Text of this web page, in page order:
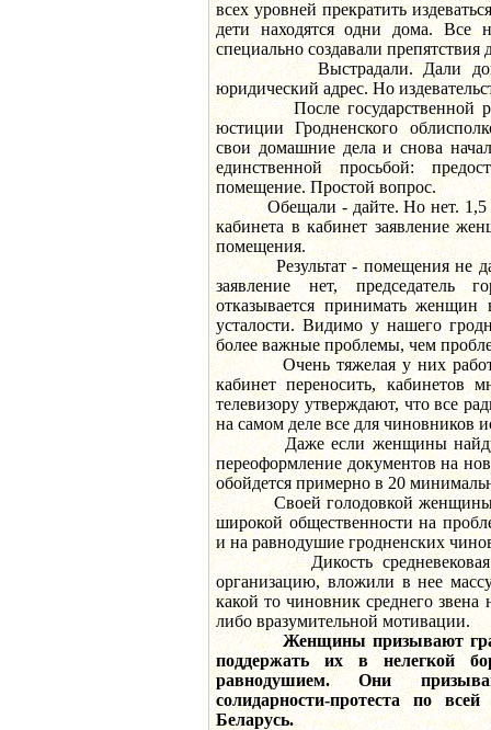
всех уровней прекратить
дети находятся одни дома. Все
специально создавали препятствия
Выстрадали. Дали
юридический адрес. Но
После государственной
юстиции Гродненского
свои домашние дела и снова
единственной просьбой:
помещение. Простой вопрос.
Обещали - дайте. Но нет. 1,5
кабинета в кабинет заявление
помещения.
Результат - помещения не
заявление нет, председатель
отказывается принимать
усталости. Видимо у нашего
более важные проблемы, чем
Очень тяжелая у них работа,
кабинет переносить, кабинетов
телевизору утверждают, что все
на самом деле все для чиновников
Даже если женщины найдут
переоформление документов на
обойдется примерно в 20
Своей голодовкой женщины
широкой общественности на
и на равнодушие гродненских
Дикость средневековая:
организацию, вложили в нее
какой то чиновник среднего звена
либо вразумительной мотивации.
Женщины призывают
поддержать их в нелегкой
равнодушием. Они
солидарности-протеста по
Беларусь.